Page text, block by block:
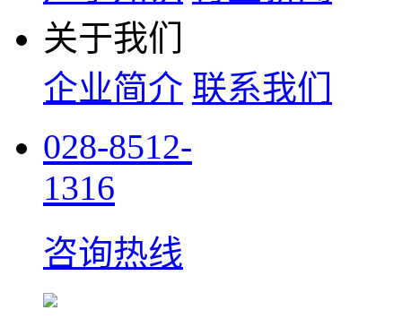
关于我们
企业简介 联系我们
028-8512-
1316
咨询热线